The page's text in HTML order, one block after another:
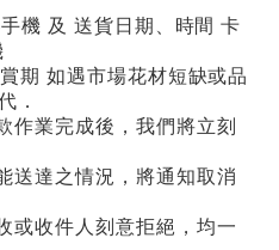
機 及 送貨日期、時間 卡
期 如遇市場花材短缺或品
．
作業完成後，我們將立刻
送達之情況，將通知取消
或收件人刻意拒絕，均一